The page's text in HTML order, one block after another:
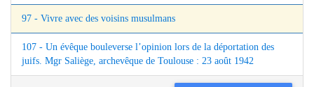
97 - Vivre avec des voisins musulmans
107 - Un évêque bouleverse l’opinion lors de la déportation des
juifs. Mgr Saliège, archevêque de Toulouse : 23 août 1942